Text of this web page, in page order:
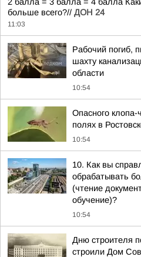
больше всего?// ДОН 24
11:03
Рабочий погиб,
шахту
области
10:54
Опасного
полях в
10:54
10. Как вы
обрабатывать
(чтение
обучение)?
10:54
Дню строителя
строили Дом